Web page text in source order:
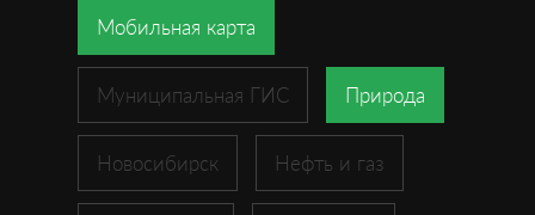
Мобильная карта
Муниципальная ГИС Природа
Новосибирск Нефть и газ